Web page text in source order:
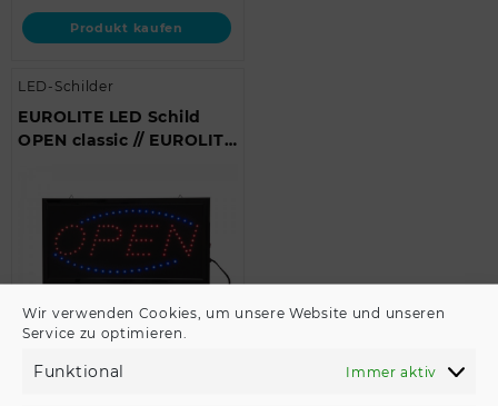
Wir verwenden Cookies, um unsere Website und unseren
Service zu optimieren.
Funktional Immer aktiv
Produkt kaufen
LED-Schilder
EUROLITE LED Schild
OPEN classic // EUROLITE
29,90